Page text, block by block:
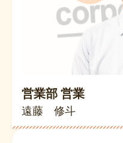
営業部 営業
遠藤 修斗